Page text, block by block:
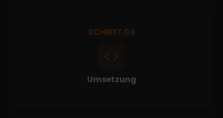
SCHRITT 04
Umsetzung